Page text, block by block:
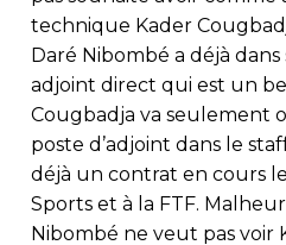
technique Kader
Daré Nibombé a déjà
adjoint direct qui est un
Cougbadja va seulement
poste d’adjoint dans le
déjà un contrat en cours
Sports et à la FTF.
Nibombé ne veut pas voir